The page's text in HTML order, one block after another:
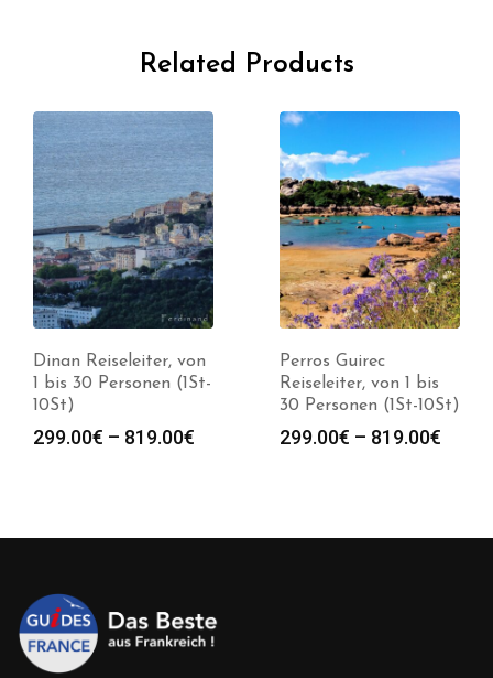
Related Products
Dinan Reiseleiter, von
1 bis 30 Personen (1St-
10St)
299.00€ – 819.00€ Preisspanne:
Perros Guirec
Reiseleiter, von 1 bis
30 Personen (1St-10St)
299.00€ – 819.00€